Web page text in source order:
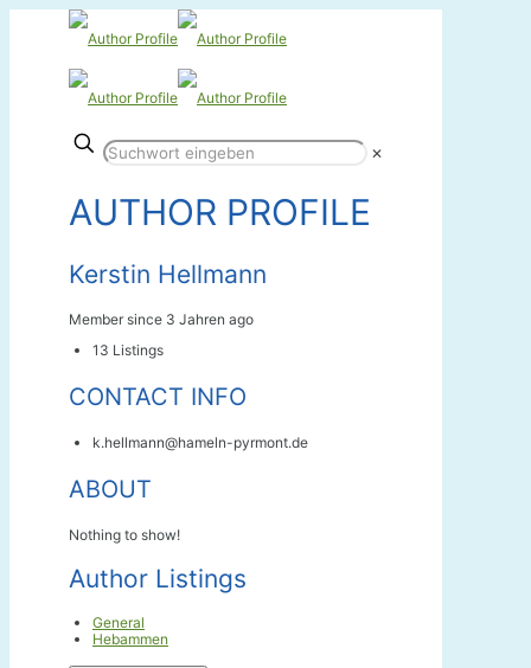
✕
AUTHOR PROFILE
Kerstin Hellmann
Member since 3 Jahren ago
13 Listings
CONTACT INFO
k.hellmann@hameln-pyrmont.de
ABOUT
Nothing to show!
Author Listings
General
Hebammen